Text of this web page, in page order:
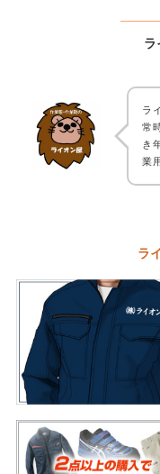
ラ
ラ
常
き
業
ラ